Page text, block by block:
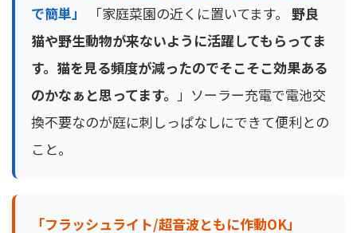
で簡単」
「家庭菜園の近くに置いてます。 野良
猫や野生動物が来ないように活躍してもらってま
す。猫を見る頻度が減ったのでそこそこ効果ある
のかなぁと思ってます。 」ソーラー充電で電池交
換不要なのが庭に刺しっぱなしにできて便利との
こと。
「フラッシュライト/超音波ともに作動OK」